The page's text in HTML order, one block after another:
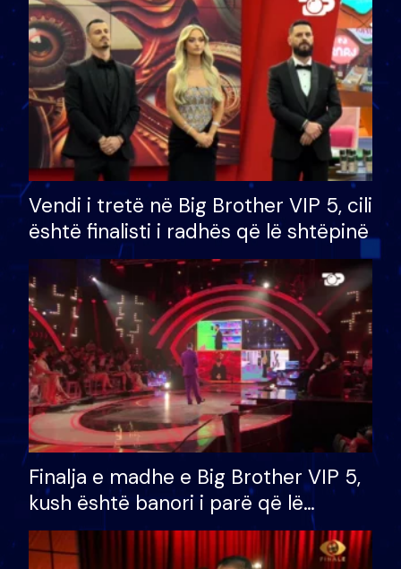
Vendi i tretë në Big Brother VIP 5, cili
është finalisti i radhës që lë shtëpinë
Finalja e madhe e Big Brother VIP 5,
kush është banori i parë që lë
shtëpinë dhe humb mundësinë për
të fituar çmimin e madh